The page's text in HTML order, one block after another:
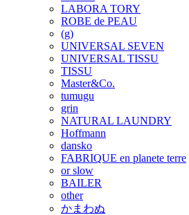
LABORA TORY
ROBE de PEAU
(g)
UNIVERSAL SEVEN
UNIVERSAL TISSU
TISSU
Master&Co.
tumugu
grin
NATURAL LAUNDRY
Hoffmann
dansko
FABRIQUE en planete terre
or slow
BAILER
other
かまわぬ